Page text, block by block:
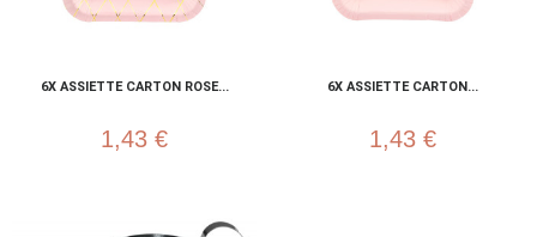
6X ASSIETTE CARTON ROSE...
1,43 €
6X ASSIETTE CARTON...
1,43 €